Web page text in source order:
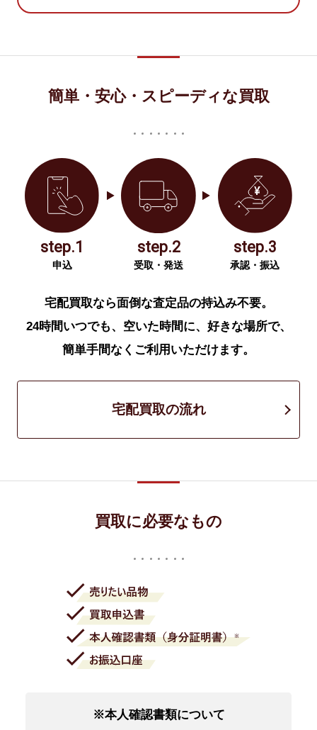
簡単・安心・スピーディな買取
step.1
申込
step.2
受取・発送
step.3
承認・振込
宅配買取なら面倒な査定品の持込み不要。
24時間いつでも、空いた時間に、好きな場所で、
簡単手間なくご利用いただけます。
宅配買取の流れ
買取に必要なもの
※本人確認書類について